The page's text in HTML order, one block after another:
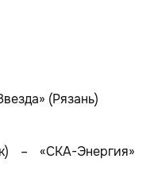
(Рязань)
– «СКА-Энергия»